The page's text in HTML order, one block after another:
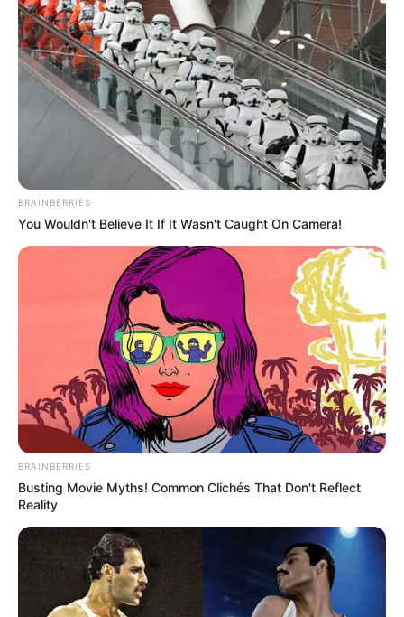
Η omertà της Covid
Πέμπτη, 29 Σεπτεμβρίου 2022, 19:54
Η omertà της Covid… “Αλλά...
Ο Υπόγειος Πόλεμος είναι
γεγονός.. Το κυνήγι είναι σε
εξέλιξη
Κεντρικό Ισραηλιτικό
Συμβούλιο: Αντιδρά για την
προαγωγή της Παγουτέλη
στην αντιπροεδρία του...
ΑΠΟΚΑΛΥΨΗ ΤΩΡΑ. ΗΡΘΕ Η
ΩΡΑ ΤΩΝ ΓΗΙΝΩΝ
ΑΠΟΚΑΛΥΨΕΩΝ ΛΕΠΤΟ ΠΡΟΣ
ΛΕΠΤΟ. Ο...
Συνέντευξη Alexander Dugin
σχολιάζοντας τον λόγο
Πούτιν: Είναι η έναρξη της
Νικηφόρας...
BRAINBERRIES
You Wouldn't Believe It If It Wasn't Caught On Camera!
BRAINBERRIES
Busting Movie Myths! Common Clichés That Don't Reflect
Reality